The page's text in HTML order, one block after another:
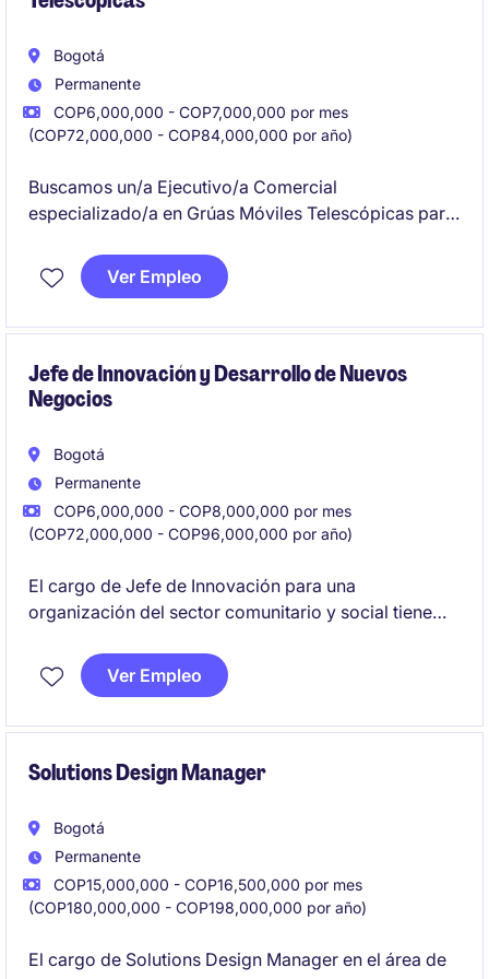
Bogotá
Permanente
COP6,000,000 - COP7,000,000 por mes
(COP72,000,000 - COP84,000,000 por año)
Buscamos un/a Ejecutivo/a Comercial
especializado/a en Grúas Móviles Telescópicas para
fortalecer relaciones comerciales en el sector
industrial. Esta posición requiere habilidades en
Ver Empleo
Jefe de Innovación y Desarrollo de Nuevos
Negocios
Bogotá
Permanente
COP6,000,000 - COP8,000,000 por mes
(COP72,000,000 - COP96,000,000 por año)
El cargo de Jefe de Innovación para una
organización del sector comunitario y social tiene
mediante el desarrollo de nuevos negocios, alianzas
estratégicas e innovación en servicios, impulsando la
Ver Empleo
Solutions Design Manager
Bogotá
Permanente
COP15,000,000 - COP16,500,000 por mes
(COP180,000,000 - COP198,000,000 por año)
El cargo de Solutions Design Manager en el área de